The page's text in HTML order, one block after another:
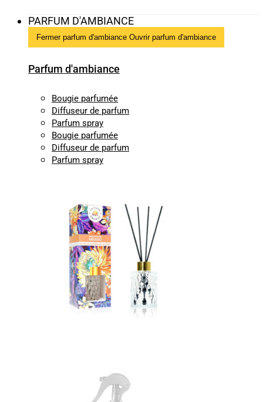
PARFUM D'AMBIANCE
Fermer parfum d'ambiance Ouvrir parfum d'ambiance
Parfum d'ambiance
Bougie parfumée
Diffuseur de parfum
Parfum spray
Bougie parfumée
Diffuseur de parfum
Parfum spray